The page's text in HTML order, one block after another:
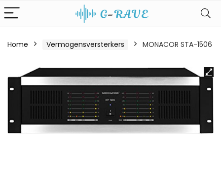
Home Vermogensversterkers MONACOR STA-1506